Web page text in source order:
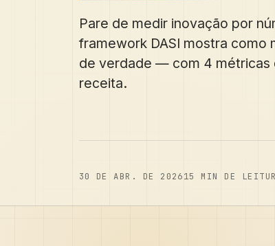
Pare de medir inovação por
framework DASI mostra como
de verdade — com 4 métricas
receita.
30 DE ABR. DE 202615 MIN DE